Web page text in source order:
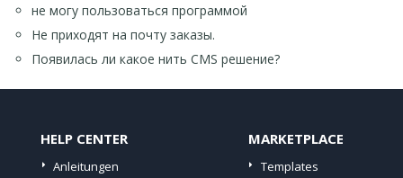
не могу пользоваться программой
Не приходят на почту заказы.
Появилась ли какое нить CMS решение?
HELP CENTER
Anleitungen
MARKETPLACE
Templates